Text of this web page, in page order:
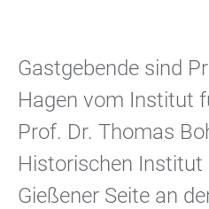
Gastgebende sind
Hagen vom Institut
Prof. Dr. Thomas
Historischen Institut
Gießener Seite an